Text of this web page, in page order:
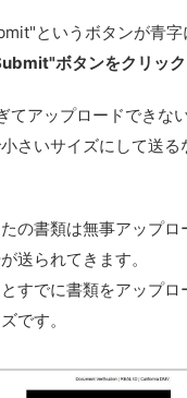
というボタンが青字
ボタンをクリック
てアップロードできな
さいサイズにして送る
の書類は無事アップロ
送られてきます。
すでに書類をアップロ
です。